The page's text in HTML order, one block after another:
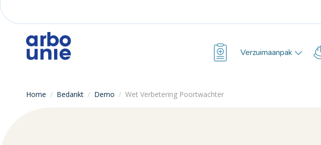
Verzuimaanpak
Home / Bedankt / Demo / Wet Verbetering Poortwachter